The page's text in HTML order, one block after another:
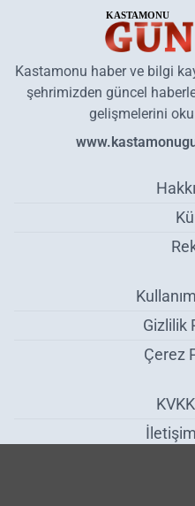
Kastamonu haber ve bilgi
şehrimizden güncel
gelişmelerini
Gizlilik
Çerez